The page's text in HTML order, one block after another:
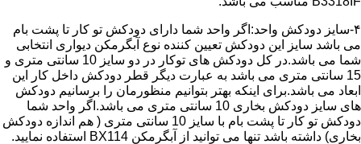
۴-سایز دودکش واحد:اگر واحد شما دارای دودکش تو کار تا پشت بام
می باشد سایز این دودکش تعیین کننده نوع آبگرمکن دیواری انتخابی
شما می باشد.در کل دودکش های توکار در دو سایز 10 سانتی متری و
15 سانتی متری می باشد به عبارت دیگر قطر دودکش داخل کار این
ابعاد می باشد.برای اینکه بهتر بتوانیم منظورمان را برسانیم دودکش
های سایز دودکش بخاری 10 سانتی متری می باشد.اگر واحد شما
دودکش تو کار تا پشت بام با سایز 10 سانتی متری ( هم اندازه دودکش
بخاری) داشته باشد تنها می توانید از آبگرمکن BX114 استفاده نمایید.